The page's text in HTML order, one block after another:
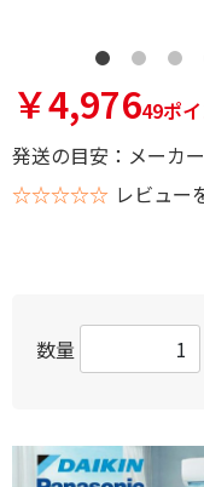
￥4,97649ポ
発送の目安：メーカ
☆☆☆☆☆ レビュー
数量